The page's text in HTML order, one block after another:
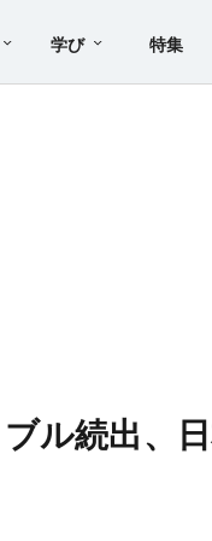
学び 特集
ル続出、